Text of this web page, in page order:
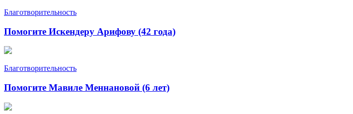
Благотворительность
Помогите Искендеру Арифову (42 года)
Благотворительность
Помогите Мавиле Меннановой (6 лет)